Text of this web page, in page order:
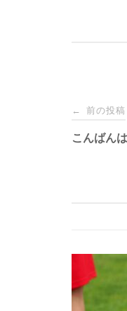
投
稿
ゲ
ー
← 前の投稿
こんばん